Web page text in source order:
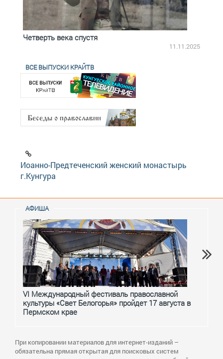
Четверть века спустя
11.11.2025
ВСЕ ВЫПУСКИ КРАЙТВ
Иоанно-Предтеченский женский монастырь
г.Кунгура
АФИША
VI Международный фестиваль православной
культуры «Свет Белогорья» пройдет 17 августа в
Пермском крае
При копировании материалов для интернет-изданий –
обязательна прямая открытая для поисковых систем